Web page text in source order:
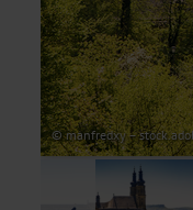
© manfredxy –